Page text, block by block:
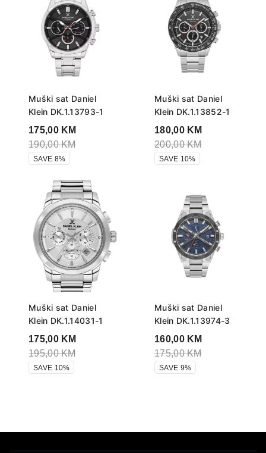
Muški sat Daniel
Klein DK.1.13793-1
175,00 KM
190,00KM
SAVE 8%
Muški sat Daniel
Klein DK.1.13852-1
180,00 KM
200,00KM
SAVE 10%
Muški sat Daniel
Klein DK.1.14031-1
175,00 KM
195,00KM
SAVE 10%
Muški sat Daniel
Klein DK.1.13974-3
160,00 KM
175,00KM
SAVE 9%